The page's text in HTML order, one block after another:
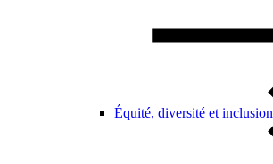
Équité, diversité et inclusion